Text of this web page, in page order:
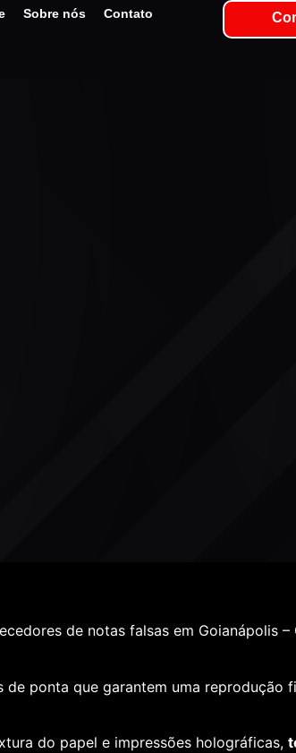
Sobre nós Contato
de notas falsas em Goianápolis –
ponta que garantem uma reprodução
do papel e impressões holográficas,